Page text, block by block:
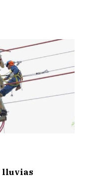
lluvias